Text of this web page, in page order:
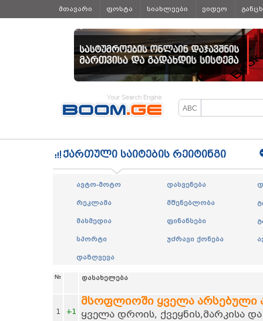
მთავარი ფოსტა სიახლეები ვიდეო
ყველა
ქართული საიტების რეიტინგი
ავტო-მოტო დასვენება
რეკლამა მშენებლობა
მასმედია ფინანსები
სპორტი უძრავი ქონება
დაზღვევა
№ დასახელება
1 +1
მსოფლიოში ყველა არსებული
ყველა დროის, ქვეყნის,მარკისა